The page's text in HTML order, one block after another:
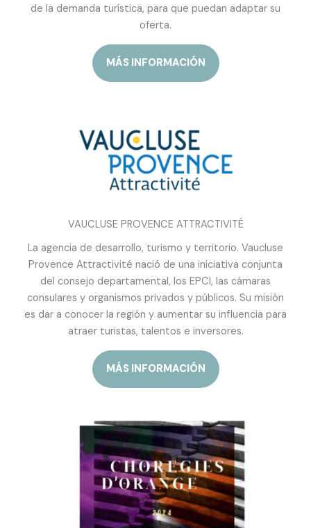
de la demanda turística, para que puedan adaptar su
oferta.
MÁS INFORMACIÓN
VAUCLUSE PROVENCE ATTRACTIVITÉ
La agencia de desarrollo, turismo y territorio. Vaucluse
Provence Attractivité nació de una iniciativa conjunta
del consejo departamental, los EPCI, las cámaras
consulares y organismos privados y públicos. Su misión
es dar a conocer la región y aumentar su influencia para
atraer turistas, talentos e inversores.
MÁS INFORMACIÓN